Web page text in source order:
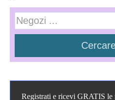
Registrati e ricevi GRATIS